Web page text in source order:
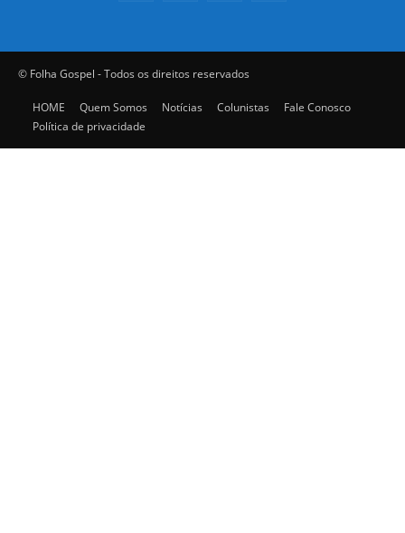
© Folha Gospel - Todos os direitos reservados
HOME Quem Somos Notícias Colunistas
Fale Conosco
Política de privacidade